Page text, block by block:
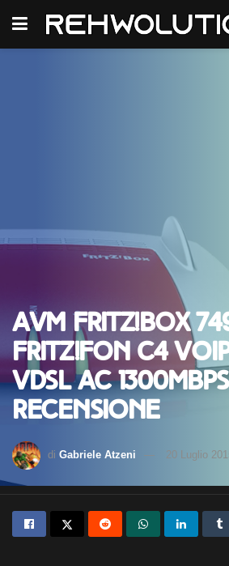
AVM FRITZ!Box
FRITZ!Fon C4
VDSL AC
Recensione
di Gabriele Atzeni 20 Luglio